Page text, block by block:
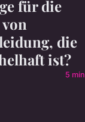
für die
die
ist?
5 min